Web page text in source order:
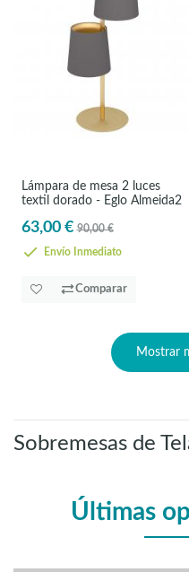
Lámpara de mesa 2 luces
textil dorado - Eglo Almeida2
63,00 € 90,00 €
Envío Inmediato
Comparar
Mostrar
Sobremesas de
Últimas